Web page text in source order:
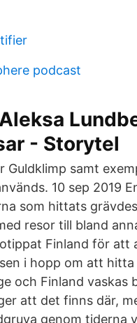
podcast
- Storytel
Guldklimp samt
10 sep 2019
som hittats
resor till bland
Finland för att
i hopp om att
och Finland vaskas
att det finns där,
genom tiderna